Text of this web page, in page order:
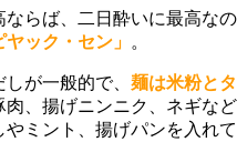
らば、二日酔いに最高なの
ヤック・セン」 。
が一般的で、 麺は米粉とタ
肉、揚げニンニク、ネギなど
ミント、揚げパンを入れて